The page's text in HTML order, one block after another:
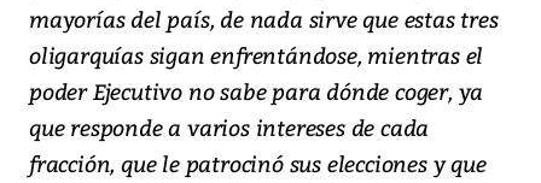
mayorías del país, de nada sirve que estas tres
oligarquías sigan enfrentándose, mientras el
poder Ejecutivo no sabe para dónde coger, ya
que responde a varios intereses de cada
fracción, que le patrocinó sus elecciones y que